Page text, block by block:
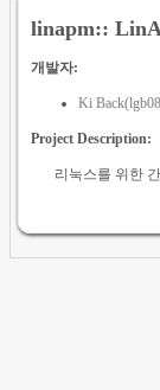
linapm::
개발자:
Ki
Project Description:
리눅스를 위한